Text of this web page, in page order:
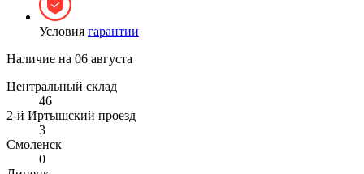
Условия гарантии
Наличие на 06 августа
Центральный склад
46
2-й Иртышский проезд
3
Смоленск
0